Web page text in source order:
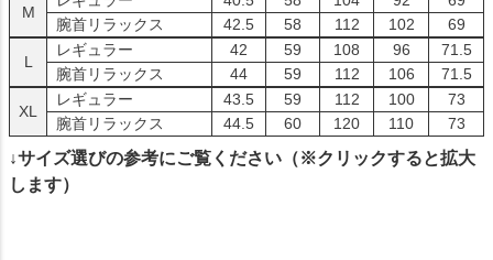
M
腕首リラックス
42.5 58 112 102 69
L
レギュラー 42 59 108 96
71.5
腕首リラックス
44 59 112 106 71.5
XL
レギュラー 43.5 59 112 100
73
腕首リラックス
44.5 60 120 110 73
↓サイズ選びの参考にご覧ください（※クリックすると拡大
します）